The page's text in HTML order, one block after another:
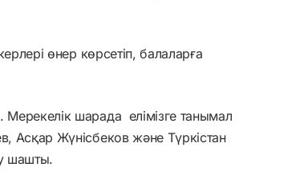
өнер көрсетіп, балаларға
шарада елімізге танымал
Асқар Жүнісбеков және Түркістан
шашты.